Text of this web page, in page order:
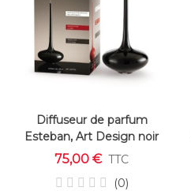
Diffuseur de parfum
Esteban, Art Design noir
75,00 € TTC
(0)